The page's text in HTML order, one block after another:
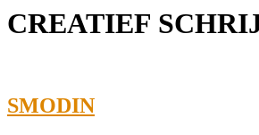
CREATIEF
SMODIN